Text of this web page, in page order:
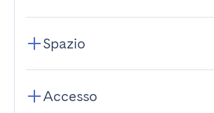
Spazio
Accesso